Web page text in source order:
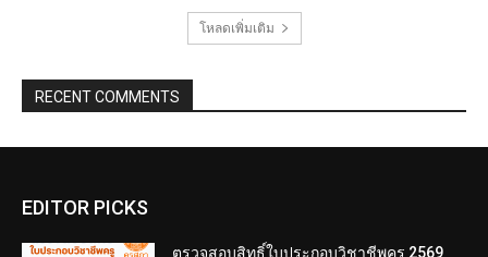
โหลดเพิ่มเติม
RECENT COMMENTS
EDITOR PICKS
ตรวจสอบสิทธิ์ใบประกอบวิชาชีพครู 2569